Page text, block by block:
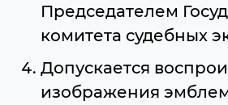
Председателем
комитета судебных
Допускается
изображения